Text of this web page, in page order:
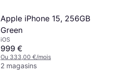
Apple iPhone 15, 256GB
Green
iOS
999 €
Ou 333,00 €/mois
2 magasins